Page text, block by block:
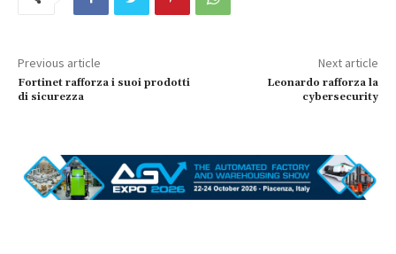
Previous article
Fortinet rafforza i suoi prodotti
di sicurezza
Next article
Leonardo rafforza la
cybersecurity